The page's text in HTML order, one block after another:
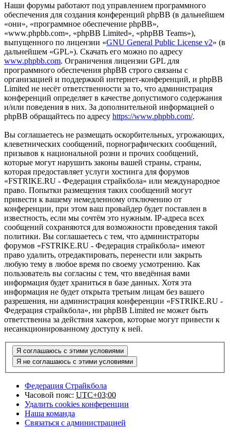
Наши форумы работают под управлением программного
обеспечения для создания конференций phpBB (в дальнейшем
«они», «программное обеспечение phpBB»,
«www.phpbb.com», «phpBB Limited», «phpBB Teams»),
выпущенного по лицензии «GNU General Public License v2» (в
дальнейшем «GPL»). Скачать его можно по адресу
www.phpbb.com. Ограничения лицензии GPL для
программного обеспечения phpBB строго связаны с
организацией и поддержкой интернет-конференций, и phpBB
Limited не несёт ответственности за то, что администрация
конференций определяет в качестве допустимого содержания
и/или поведения в них. За дополнительной информацией о
phpBB обращайтесь по адресу https://www.phpbb.com/.
Вы соглашаетесь не размещать оскорбительных, угрожающих,
клеветнических сообщений, порнографических сообщений,
призывов к национальной розни и прочих сообщений,
которые могут нарушить законы вашей страны, страны,
которая предоставляет услуги хостинга для форумов
«FSTRIKE.RU - Федерация страйкбола» или международное
право. Попытки размещения таких сообщений могут
привести к вашему немедленному отключению от
конференции, при этом ваш провайдер будет поставлен в
известность, если мы сочтём это нужным. IP-адреса всех
сообщений сохраняются для возможности проведения такой
политики. Вы соглашаетесь с тем, что администраторы
форумов «FSTRIKE.RU - Федерация страйкбола» имеют
право удалить, отредактировать, перенести или закрыть
любую тему в любое время по своему усмотрению. Как
пользователь вы согласны с тем, что введённая вами
информация будет храниться в базе данных. Хотя эта
информация не будет открыта третьим лицам без вашего
разрешения, ни администрация конференции «FSTRIKE.RU -
Федерация страйкбола», ни phpBB Limited не может быть
ответственна за действия хакеров, которые могут привести к
несанкционированному доступу к ней.
Федерация Страйкбола
Часовой пояс: UTC+03:00
Удалить cookies конференции
Наша команда
Связаться с администрацией